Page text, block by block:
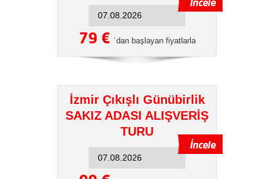
79 € ´dan başlayan fiyatlarla
İzmir Çıkışlı Günübirlik
SAKIZ ADASI ALIŞVERİŞ
TURU